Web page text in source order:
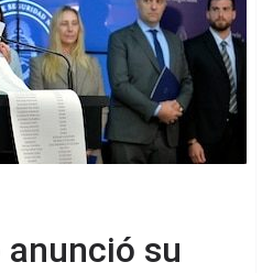
anunció su